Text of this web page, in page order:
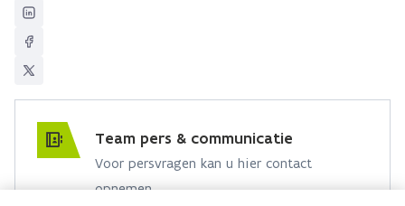
Team pers & communicatie
Voor persvragen kan u hier contact
opnemen.